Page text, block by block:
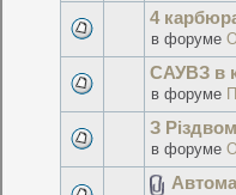
4
в форуме
САУВЗ в
в форуме
З
в форуме